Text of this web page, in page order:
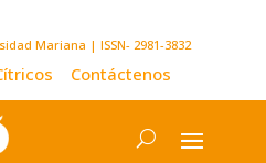
Mariana | ISSN- 2981-3832
Contáctenos